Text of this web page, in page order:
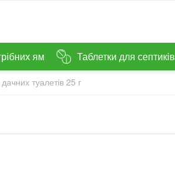
ям Таблетки для септиків
туалетів 25 г